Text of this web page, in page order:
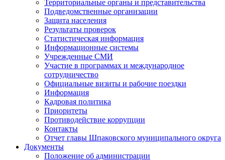
Территориальные органы и представительства
Подведомственные организации
Защита населения
Результаты проверок
Статистическая информация
Информационные системы
Учрежденные СМИ
Участие в программах и международное
сотрудничество
Официальные визиты и рабочие поездки
Информация
Кадровая политика
Приоритеты
Противодействие коррупции
Контакты
Отчет главы Шпаковского муниципального округа
Документы
Положение об администрации